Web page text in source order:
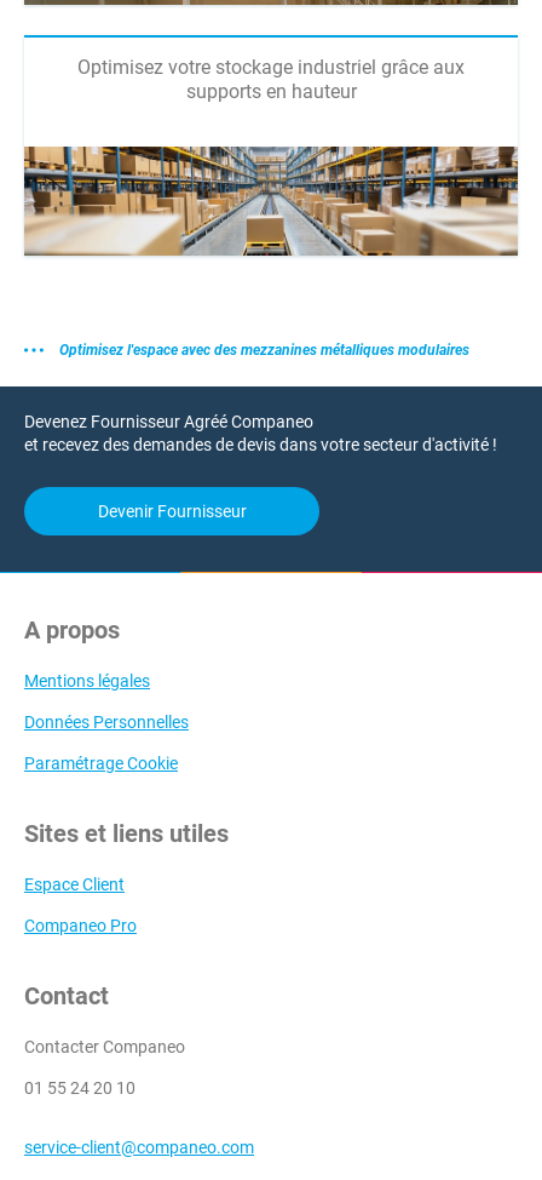
Optimisez votre stockage industriel grâce aux
supports en hauteur
Optimisez l'espace avec des mezzanines métalliques modulaires
Devenez Fournisseur Agréé Companeo
et recevez des demandes de devis dans votre secteur d'activité !
Devenir Fournisseur
A propos
Mentions légales
Données Personnelles
Paramétrage Cookie
Sites et liens utiles
Espace Client
Companeo Pro
Contact
Contacter Companeo
01 55 24 20 10
service-client@companeo.com